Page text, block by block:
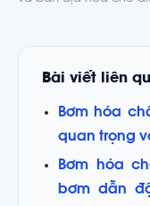
Bài viết liên
Bơm hóa
quan trọng
Bơm hóa
bơm dẫn